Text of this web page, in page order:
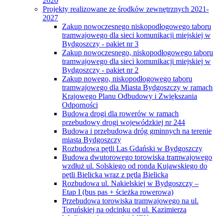
Projekty realizowane ze środków zewnętrznych 2021-
2027
Zakup nowoczesnego niskopodłogowego taboru
tramwajowego dla sieci komunikacji miejskiej w
Bydgoszczy - pakiet nr 3
Zakup nowoczesnego, niskopodłogowego taboru
tramwajowego dla sieci komunikacji miejskiej w
Bydgoszczy - pakiet nr 2
Zakup nowego, niskopodłogowego taboru
tramwajowego dla Miasta Bydgoszczy w ramach
Krajowego Planu Odbudowy i Zwiększania
Odporności
Budowa drogi dla rowerów w ramach
przebudowy drogi wojewódzkiej nr 244
Budowa i przebudowa dróg gminnych na terenie
miasta Bydgoszczy
Rozbudowa pętli Las Gdański w Bydgoszczy
Budowa dwutorowego torowiska tramwajowego
wzdłuż ul. Solskiego od ronda Kujawskiego do
pętli Bielicka wraz z pętlą Bielicka
Rozbudowa ul. Nakielskiej w Bydgoszczy –
Etap I (bus pas + ścieżka rowerowa)
Przebudowa torowiska tramwajowego na ul.
Toruńskiej na odcinku od ul. Kazimierza